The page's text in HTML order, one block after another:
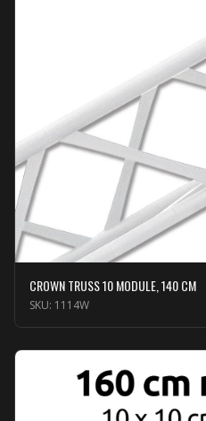
CROWN TRUSS 10 MODULE, 140 CM
SKU: 1114W